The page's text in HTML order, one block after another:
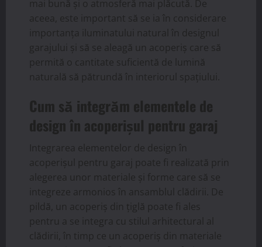
mai bună și o atmosferă mai plăcută. De
aceea, este important să se ia în considerare
importanța iluminatului natural în designul
garajului și să se aleagă un acoperiș care să
permită o cantitate suficientă de lumină
naturală să pătrundă în interiorul spațiului.
Cum să integrăm elementele de
design în acoperișul pentru garaj
Integrarea elementelor de design în
acoperișul pentru garaj poate fi realizată prin
alegerea unor materiale și forme care să se
integreze armonios în ansamblul clădirii. De
pildă, un acoperiș din țiglă poate fi ales
pentru a se integra cu stilul arhitectural al
clădirii, în timp ce un acoperiș din materiale